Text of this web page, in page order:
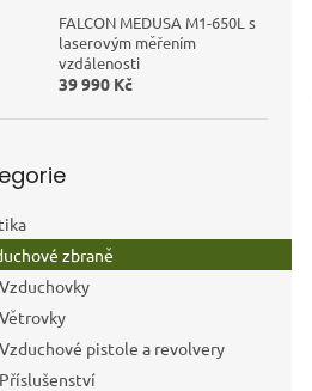
FALCON MEDUSA M1-650L s
laserovým měřením
vzdálenosti
39 990 Kč
zbraně
Vzduchovky
Větrovky
Vzduchové pistole a revolvery
Příslušenství